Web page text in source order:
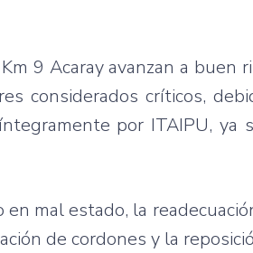
9 Acaray avanzan a buen
considerados críticos,
por ITAIPU, ya
mal estado, la
de cordones y la